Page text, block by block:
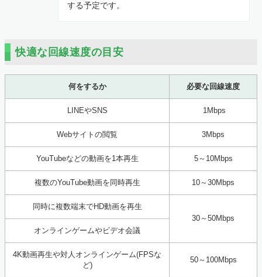
する予定です。
快適な回線速度の目安
何をするか 必要な回線速度
LINEやSNS 1Mbps
Webサイトの閲覧 3Mbps
YouTubeなどの動画を1本再生 5～10Mbps
複数のYouTube動画を同時再生 10～30Mbps
同時に複数端末でHD動画を再生
30～50Mbps
オンラインゲームやビデオ会議
4K動画再生や対人オンラインゲーム(FPSな
ど)
50～100Mbps